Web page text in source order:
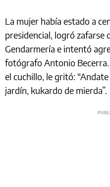
La mujer había estado a
presidencial, logró zafarse
Gendarmería e intentó
fotógrafo Antonio
el cuchillo, le gritó:
jardín, kukardo de mierda”.